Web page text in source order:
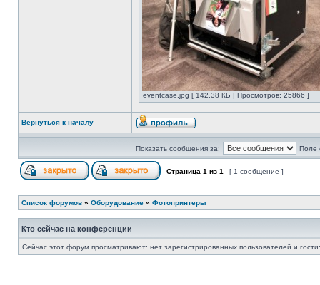
eventcase.jpg [ 142.38 КБ | Просмотров: 25866 ]
Вернуться к началу
Показать сообщения за: Поле
Страница 1 из 1 [ 1 сообщение ]
Список форумов » Оборудование » Фотопринтеры
Кто сейчас на конференции
Сейчас этот форум просматривают: нет зарегистрированных пользователей и